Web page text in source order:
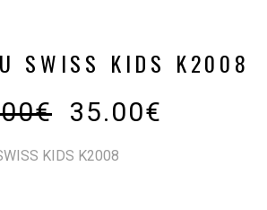
SWISS KIDS K2008
€ 35.00€
KIDS K2008